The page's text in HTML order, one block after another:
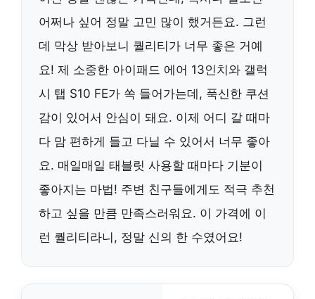
어쩌나 싶어 정말 고민 많이 했거든요. 그런
데 막상 받아보니 퀄리티가 너무 좋은 거예
요! 제 소중한 아이패드 에어 13인치와 갤럭
시 탭 S10 FE가 쏙 들어가는데, 푹신한 쿠션
감이 있어서 안심이 돼요. 이제 어디 갈 때마
다 맘 편하게 들고 다닐 수 있어서 너무 좋아
요. 매일매일 태블릿 사용할 때마다 기분이
좋아지는 마법! 주변 친구들에게도 적극 추천
하고 싶을 만큼 만족스러워요. 이 가격에 이
런 퀄리티라니, 정말 신의 한 수였어요!